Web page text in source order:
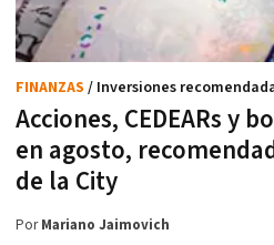
Acciones, CEDEARs y
en agosto,
de la City
FINANZAS / Inversiones
PorMariano Jaimovich